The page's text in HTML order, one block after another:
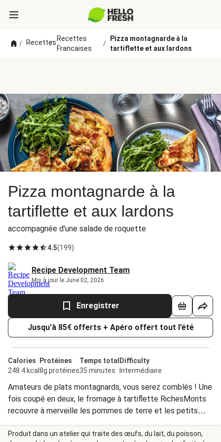
/ Recettes
/
Recettes
Francaises
/
Pizza montagnarde à la
tartiflette et aux lardons
Pizza montagnarde à la
tartiflette et aux lardons
accompagnée d'une salade de roquette
4.5(199)
Recipe Development Team
Mis à jour le June 02, 2026
Enregistrer
Jusqu'à 85€ offerts + Apéro offert tout l’été
Calories
248.4 kcal
Protéines
8g protéines
Temps total
35 minutes
Difficulty
Intermédiaire
Amateurs de plats montagnards, vous serez comblés ! Une
fois coupé en deux, le fromage à tartiflette RichesMonts
recouvre à merveille les pommes de terre et les petits
lardons. Le fromage, si fondant, se faufile jusqu’au fond du
plat et que dire de sa croûte croustillante, de son goût
Produit dans un atelier qui traite des œufs, du lait, du poisson,